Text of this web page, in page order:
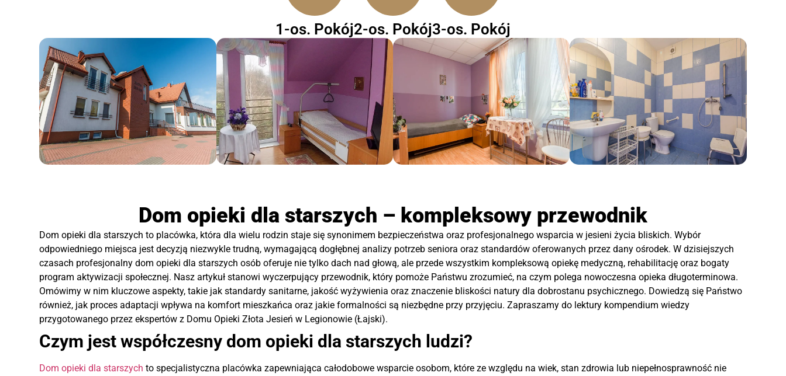
1-os. Pokój2-os. Pokój3-os. Pokój
Dom opieki dla starszych – kompleksowy przewodnik
Dom opieki dla starszych to placówka, która dla wielu rodzin staje się synonimem bezpieczeństwa oraz profesjonalnego wsparcia w jesieni życia bliskich. Wybór
odpowiedniego miejsca jest decyzją niezwykle trudną, wymagającą dogłębnej analizy potrzeb seniora oraz standardów oferowanych przez dany ośrodek. W dzisiejszych
czasach profesjonalny dom opieki dla starszych osób oferuje nie tylko dach nad głową, ale przede wszystkim kompleksową opiekę medyczną, rehabilitację oraz bogaty
program aktywizacji społecznej. Nasz artykuł stanowi wyczerpujący przewodnik, który pomoże Państwu zrozumieć, na czym polega nowoczesna opieka długoterminowa.
Omówimy w nim kluczowe aspekty, takie jak standardy sanitarne, jakość wyżywienia oraz znaczenie bliskości natury dla dobrostanu psychicznego. Dowiedzą się Państwo
również, jak proces adaptacji wpływa na komfort mieszkańca oraz jakie formalności są niezbędne przy przyjęciu. Zapraszamy do lektury kompendium wiedzy
przygotowanego przez ekspertów z Domu Opieki Złota Jesień w Legionowie (Łajski).
Czym jest współczesny dom opieki dla starszych ludzi?
Dom opieki dla starszych to specjalistyczna placówka zapewniająca całodobowe wsparcie osobom, które ze względu na wiek, stan zdrowia lub niepełnosprawność nie